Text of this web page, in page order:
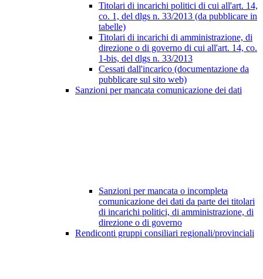
Titolari di incarichi politici di cui all'art. 14,
co. 1, del dlgs n. 33/2013 (da pubblicare in
tabelle)
Titolari di incarichi di amministrazione, di
direzione o di governo di cui all'art. 14, co.
1-bis, del dlgs n. 33/2013
Cessati dall'incarico (documentazione da
pubblicare sul sito web)
Sanzioni per mancata comunicazione dei dati
Sanzioni per mancata o incompleta
comunicazione dei dati da parte dei titolari
di incarichi politici, di amministrazione, di
direzione o di governo
Rendiconti gruppi consiliari regionali/provinciali